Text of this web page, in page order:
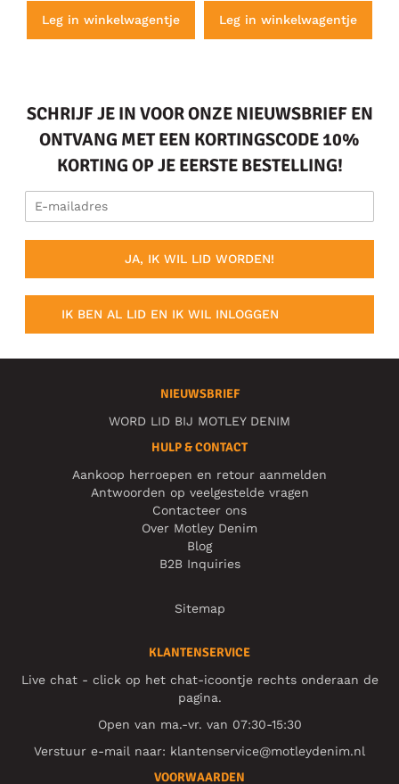
Leg in winkelwagentje Leg in winkelwagentje
SCHRIJF JE IN VOOR ONZE NIEUWSBRIEF EN
ONTVANG MET EEN KORTINGSCODE 10%
KORTING OP JE EERSTE BESTELLING!
JA, IK WIL LID WORDEN!
IK BEN AL LID EN IK WIL INLOGGEN
NIEUWSBRIEF
WORD LID BIJ MOTLEY DENIM
HULP & CONTACT
Aankoop herroepen en retour aanmelden
Antwoorden op veelgestelde vragen
Contacteer ons
Over Motley Denim
Blog
B2B Inquiries
Sitemap
KLANTENSERVICE
Live chat - click op het chat-icoontje rechts onderaan de
pagina.
Open van ma.-vr. van 07:30-15:30
Verstuur e-mail naar: klantenservice@motleydenim.nl
VOORWAARDEN